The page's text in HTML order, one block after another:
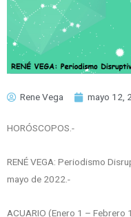
Rene Vega mayo 12,
HORÓSCOPOS.-
RENÉ VEGA: Periodismo
mayo de 2022.-
ACUARIO (Enero 1 – Febrero